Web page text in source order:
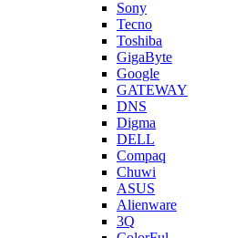
Sony
Tecno
Toshiba
GigaByte
Google
GATEWAY
DNS
Digma
DELL
Compaq
Chuwi
ASUS
Alienware
3Q